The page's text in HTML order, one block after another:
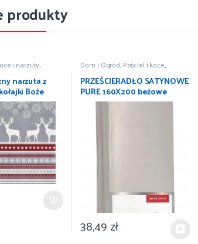
produkty
i narzuty,
narzuta z
Boże
Dom i Ogród,Pościel i koce,
Prześcieradła, Wyposażenie
PRZEŚCIERADŁO SATYNOWE
PURE 160X200 beżowe
DETEXPOL
38,49zł